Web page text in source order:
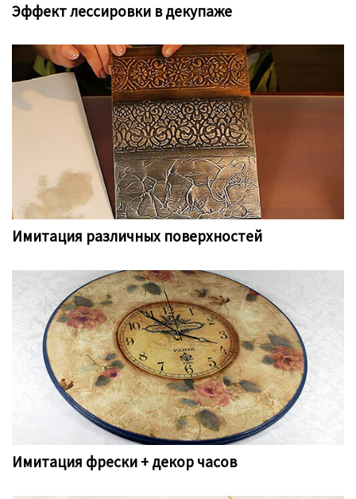
Эффект лессировки в декупаже
Имитация различных поверхностей
Имитация фрески + декор часов